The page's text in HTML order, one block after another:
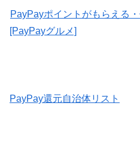
PayPayポイントがもらえる
[PayPayグルメ]
PayPay還元自治体リスト